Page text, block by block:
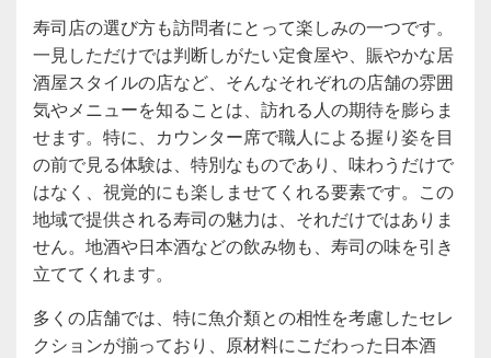
寿司店の選び方も訪問者にとって楽しみの一つです。
一見しただけでは判断しがたい定食屋や、賑やかな居
酒屋スタイルの店など、そんなそれぞれの店舗の雰囲
気やメニューを知ることは、訪れる人の期待を膨らま
せます。特に、カウンター席で職人による握り姿を目
の前で見る体験は、特別なものであり、味わうだけで
はなく、視覚的にも楽しませてくれる要素です。この
地域で提供される寿司の魅力は、それだけではありま
せん。地酒や日本酒などの飲み物も、寿司の味を引き
立ててくれます。
多くの店舗では、特に魚介類との相性を考慮したセレ
クションが揃っており、原材料にこだわった日本酒